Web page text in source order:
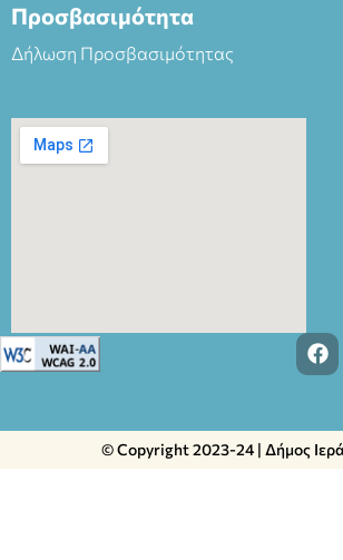
Προσβασιμότητα
Δήλωση Προσβασιμότητας
© Copyright 2023-24 | Δήμος